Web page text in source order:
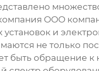
OOO
и
не только
быть обращение к